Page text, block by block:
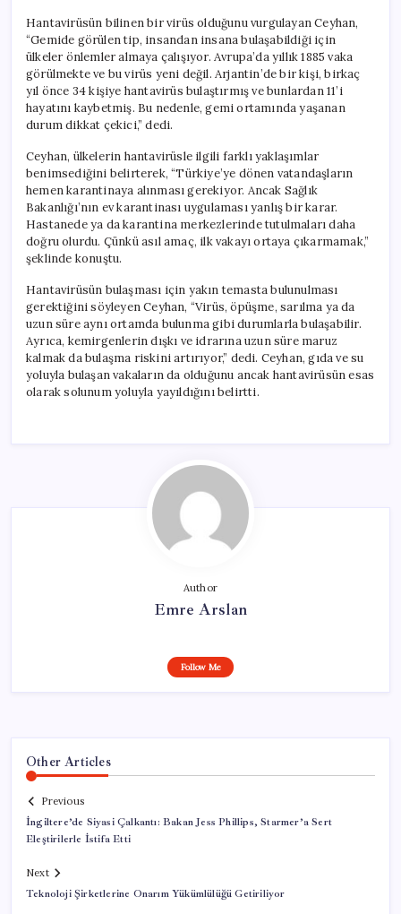
Hantavirüsün bilinen bir virüs olduğunu vurgulayan Ceyhan,
“Gemide görülen tip, insandan insana bulaşabildiği için
ülkeler önlemler almaya çalışıyor. Avrupa’da yıllık 1885 vaka
görülmekte ve bu virüs yeni değil. Arjantin’de bir kişi, birkaç
yıl önce 34 kişiye hantavirüs bulaştırmış ve bunlardan 11’i
hayatını kaybetmiş. Bu nedenle, gemi ortamında yaşanan
durum dikkat çekici,” dedi.
Ceyhan, ülkelerin hantavirüsle ilgili farklı yaklaşımlar
benimsediğini belirterek, “Türkiye’ye dönen vatandaşların
hemen karantinaya alınması gerekiyor. Ancak Sağlık
Bakanlığı’nın ev karantinası uygulaması yanlış bir karar.
Hastanede ya da karantina merkezlerinde tutulmaları daha
doğru olurdu. Çünkü asıl amaç, ilk vakayı ortaya çıkarmamak,”
şeklinde konuştu.
Hantavirüsün bulaşması için yakın temasta bulunulması
gerektiğini söyleyen Ceyhan, “Virüs, öpüşme, sarılma ya da
uzun süre aynı ortamda bulunma gibi durumlarla bulaşabilir.
Ayrıca, kemirgenlerin dışkı ve idrarına uzun süre maruz
kalmak da bulaşma riskini artırıyor,” dedi. Ceyhan, gıda ve su
yoluyla bulaşan vakaların da olduğunu ancak hantavirüsün esas
olarak solunum yoluyla yayıldığını belirtti.
Author
Emre Arslan
Follow Me
Other Articles
Previous
İngiltere’de Siyasi Çalkantı: Bakan Jess Phillips, Starmer’a Sert
Eleştirilerle İstifa Etti
Next
Teknoloji Şirketlerine Onarım Yükümlülüğü Getiriliyor